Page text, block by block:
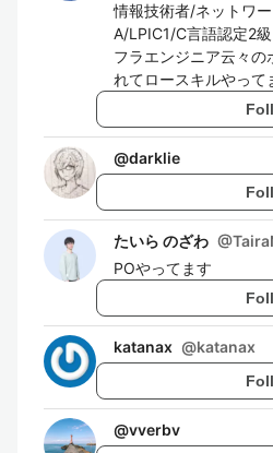
情報技術者/ネットワ
A/LPIC1/C言語認定2
フラエンジニア云々の
れてロースキルやって
@darklie
たいら のざわ @
POやってます
katanax @katanax
@vverbv